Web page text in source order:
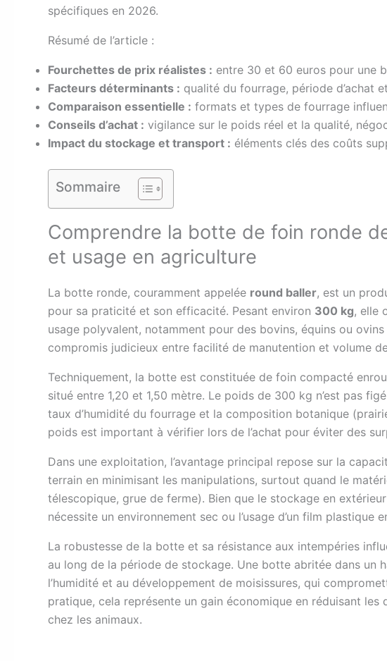
spécifiques en 2026.
Résumé de l’article :
Fourchettes de prix réalistes : entre 30 et 60 euros pour une
Facteurs déterminants : qualité du fourrage, période d’achat
Comparaison essentielle : formats et types de fourrage
Conseils d’achat : vigilance sur le poids réel et la qualité,
Impact du stockage et transport : éléments clés des coûts
Sommaire
Comprendre la botte de foin ronde
et usage en agriculture
La botte ronde, couramment appelée round baller, est un
pour sa praticité et son efficacité. Pesant environ 300 kg, elle
usage polyvalent, notamment pour des bovins, équins ou
compromis judicieux entre facilité de manutention et volume
Techniquement, la botte est constituée de foin compacté
situé entre 1,20 et 1,50 mètre. Le poids de 300 kg n’est pas
taux d’humidité du fourrage et la composition botanique
poids est important à vérifier lors de l’achat pour éviter des
Dans une exploitation, l’avantage principal repose sur la
terrain en minimisant les manipulations, surtout quand le
télescopique, grue de ferme). Bien que le stockage en
nécessite un environnement sec ou l’usage d’un film plastique
La robustesse de la botte et sa résistance aux intempéries
au long de la période de stockage. Une botte abritée dans un
l’humidité et au développement de moisissures, qui
pratique, cela représente un gain économique en réduisant
chez les animaux.